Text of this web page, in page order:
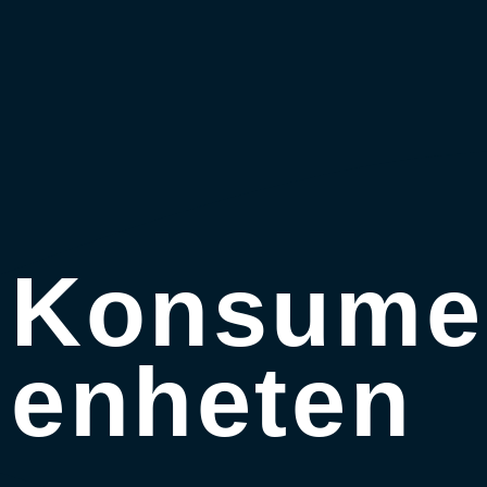
enheten